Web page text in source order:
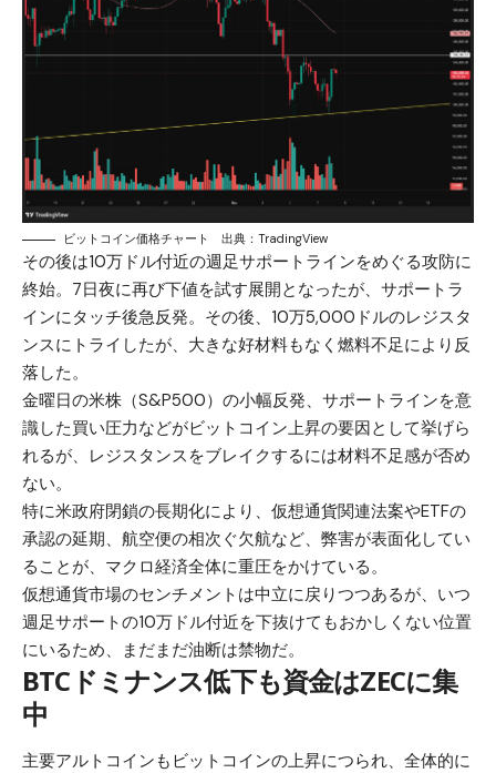
ビットコイン価格チャート 出典：TradingView
その後は10万ドル付近の週足サポートラインをめぐる攻防に
終始。7日夜に再び下値を試す展開となったが、サポートラ
インにタッチ後急反発。その後、10万5,000ドルのレジスタ
ンスにトライしたが、大きな好材料もなく燃料不足により反
落した。
金曜日の米株（S&P500）の小幅反発、サポートラインを意
識した買い圧力などがビットコイン上昇の要因として挙げら
れるが、レジスタンスをブレイクするには材料不足感が否め
ない。
特に米政府閉鎖の長期化により、仮想通貨関連法案やETFの
承認の延期、航空便の相次ぐ欠航など、弊害が表面化してい
ることが、マクロ経済全体に重圧をかけている。
仮想通貨市場のセンチメントは中立に戻りつつあるが、いつ
週足サポートの10万ドル付近を下抜けてもおかしくない位置
にいるため、まだまだ油断は禁物だ。
BTCドミナンス低下も資金はZECに集
中
主要アルトコインもビットコインの上昇につられ、全体的に